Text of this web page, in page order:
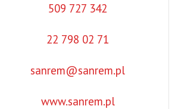
509 727 342
22 798 02 71
sanrem@sanrem.pl
www.sanrem.pl